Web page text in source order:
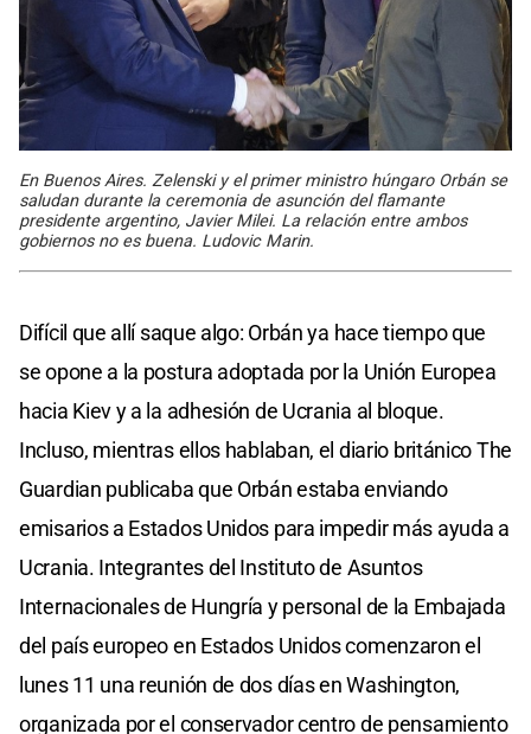
En Buenos Aires. Zelenski y el primer ministro húngaro Orbán se
saludan durante la ceremonia de asunción del flamante
presidente argentino, Javier Milei. La relación entre ambos
gobiernos no es buena. Ludovic Marin.
Difícil que allí saque algo: Orbán ya hace tiempo que
se opone a la postura adoptada por la Unión Europea
hacia Kiev y a la adhesión de Ucrania al bloque.
Incluso, mientras ellos hablaban, el diario británico The
Guardian publicaba que Orbán estaba enviando
emisarios a Estados Unidos para impedir más ayuda a
Ucrania. Integrantes del Instituto de Asuntos
Internacionales de Hungría y personal de la Embajada
del país europeo en Estados Unidos comenzaron el
lunes 11 una reunión de dos días en Washington,
organizada por el conservador centro de pensamiento